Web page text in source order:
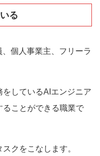
る
個人事業主、フリーラ
しているAIエンジニア
ることができる職業で
クをこなします。